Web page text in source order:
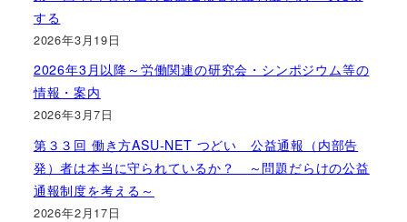
する
2026年3月19日
2026年3月以降～労働関連の研究会・シンポジウム等の
情報・案内
2026年3月7日
第３３回 働き方ASU-NET つどい 公益通報（内部告
発）者は本当に守られているか？ ～問題だらけの公益
通報制度を考える～
2026年2月17日